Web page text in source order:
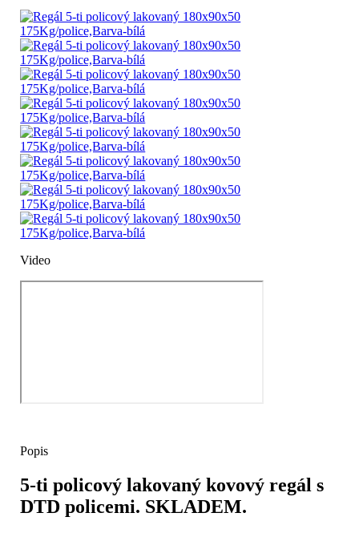
Video
Popis
5-ti policový lakovaný kovový regál s
DTD policemi. SKLADEM.